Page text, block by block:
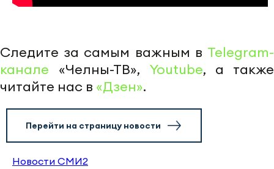
Следите за самым важным в Telegram-
канале «Челны-ТВ», Youtube, а также
читайте нас в «Дзен».
Перейти на страницу новости
Новости СМИ2